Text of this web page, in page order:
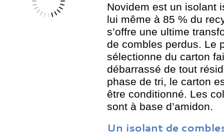
Novidem est un isolant
lui même à 85 % du
s’offre une ultime
de combles perdus. Le
sélectionne du carton
débarrassé de tout
phase de tri, le carton
être conditionné. Les
sont à base d’amidon.
Un isolant de